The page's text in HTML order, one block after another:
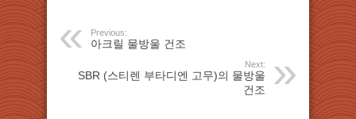
Previous:
아크릴 물방울 건조
Next:
SBR (스티렌 부타디엔 고무)의 물방울
건조